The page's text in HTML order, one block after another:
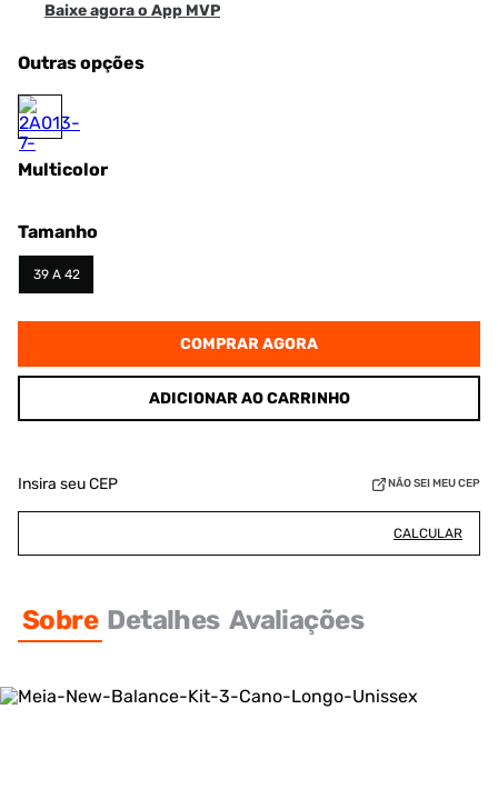
Baixe agora o App MVP
Outras opções
Multicolor
Tamanho
39 A 42
COMPRAR AGORA
ADICIONAR AO CARRINHO
Insira seu CEP NÃO SEI MEU CEP
CALCULAR
Sobre Detalhes Avaliações